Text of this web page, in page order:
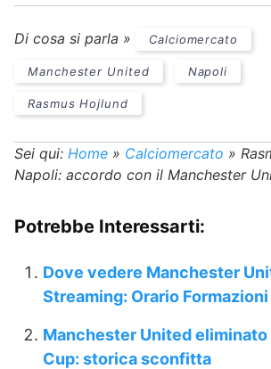
Di cosa si parla » Calciomercato
Manchester United Napoli
Rasmus Hojlund
Sei qui: Home » Calciomercato »
Napoli: accordo con il Manchester
Potrebbe Interessarti:
Dove vedere Manchester
Streaming: Orario
Manchester United eliminato
Cup: storica sconfitta